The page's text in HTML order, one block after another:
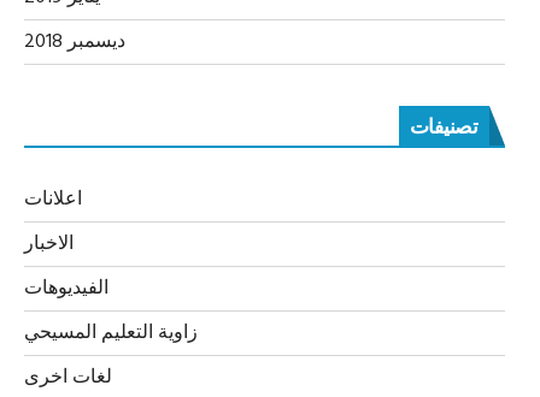
ديسمبر 2018
تصنيفات
اعلانات
الاخبار
الفيديوهات
زاوية التعليم المسيحي
لغات اخرى